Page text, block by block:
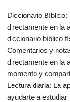
Diccionario
directamente en la
diccionario bíblico
Comentarios y
directamente en la
momento y
Lectura diaria: La
ayudarte a estudiar